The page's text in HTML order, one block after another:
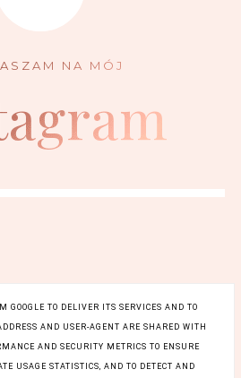
BLOGLOVIN
GOOGLE TO DELIVER ITS SERVICES AND TO
AND USER-AGENT ARE SHARED WITH
AND SECURITY METRICS TO ENSURE
USAGE STATISTICS, AND TO DETECT AND